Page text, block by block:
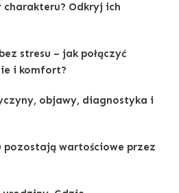
charakteru? Odkryj ich
stresu – jak połączyć
i komfort?
objawy, diagnostyka i
pozostają wartościowe przez